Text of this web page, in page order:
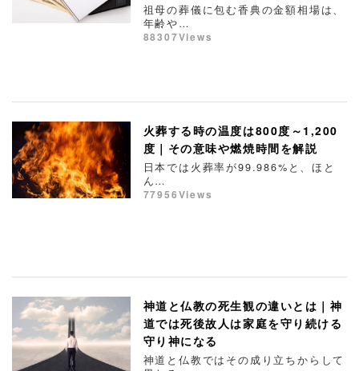
祖母の葬儀に包む香典の金額相場は、
年齢や…
88307Views
火葬する時の温度は800度～1,200
度｜その意味や燃焼時間を解説
日本では火葬率が99.986%と、ほと
ん…
77956Views
神道と仏教の死生観の違いとは｜神
道では死後故人は家庭を守り続ける
守り神になる
神道と仏教ではその成り立ちからして